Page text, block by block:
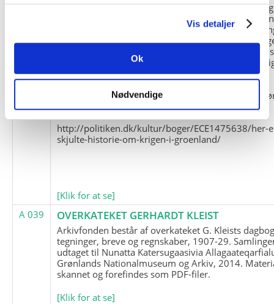
Vis detaljer
Ok
Nødvendige
og Marius Jensen som medlem. Marius Jensens
befinder sig i Militärhistorisches Museum i Dresden
(Tyskland). Kopierne af Friedrich Littmanns
klausuleret iht. aftalen med giveren og Franz
Kontakt venligst Arktisk Instituts ledelse i
brugen af materialet til studie- og
formål.
Nedenunder findes et link til en presseartikel
historien om Nordøstgrønlands Slædepatrulje:
http://politiken.dk/kultur/boger/ECE1475638/her-
skjulte-historie-om-krigen-i-groenland/
[Klik for at se]
A 039
OVERKATEKET GERHARDT KLEIST
Arkivfonden består af overkateket G. Kleists
tegninger, breve og regnskaber, 1907-29.
udtaget til Nunatta Katersugaasivia
Grønlands Nationalmuseum og Arkiv, 2014.
skannet og forefindes som PDF-filer.
[Klik for at se]